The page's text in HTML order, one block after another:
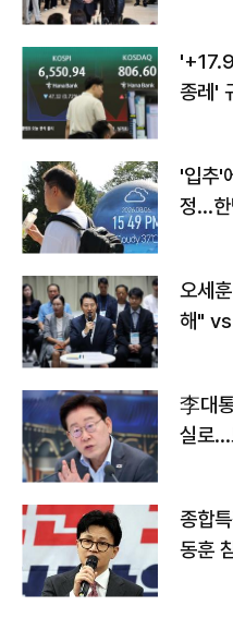
종레'
'입추'
정…한
오세
해"
李대
실로…
종합
동훈